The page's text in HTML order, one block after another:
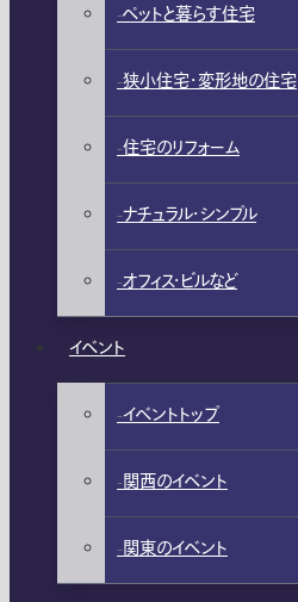
ペットと暮らす住宅
狭小住宅・変形地の住宅
住宅のリフォーム
ナチュラル・シンプル
オフィス・ビルなど
イベント
イベントトップ
関西のイベント
関東のイベント